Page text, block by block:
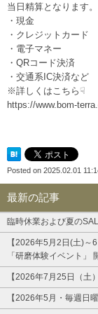
当日精算となります。
・現金
・クレジットカード
・電子マネー
・QRコード決済
・交通系IC決済など
※詳しくはこちら☟
https://www.bom-
Posted on 2025.02.01
最新の記事
臨時休業および夏の
【2026年5月2日(土)～
「研磨体験イベント」
【2026年7月25日（土
【2026年5月・毎週日